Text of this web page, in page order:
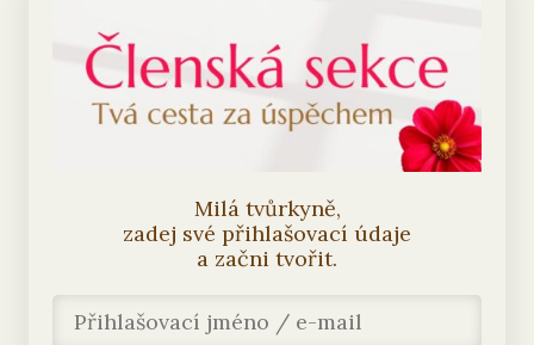
Milá tvůrkyně,
zadej své přihlašovací údaje
a začni tvořit.